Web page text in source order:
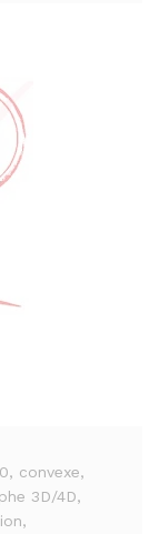
, convexe,
3D/4D,
,